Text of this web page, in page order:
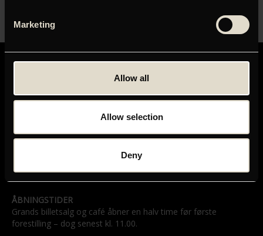
Marketing
Allow all
Allow selection
Deny
Mikkel Bryggers Gade 8
Tog, bus og bil
ÅBNINGSTIDER
Grands billetsalg og café åbner en halv time før første
forestilling – dog senest kl. 11.00.